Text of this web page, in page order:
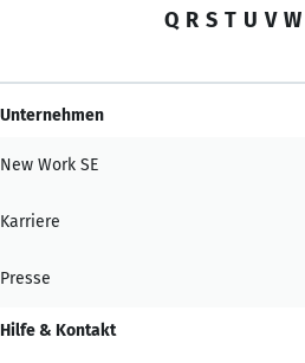
Q R S T U V W
Unternehmen
New Work SE
Karriere
Presse
Hilfe & Kontakt